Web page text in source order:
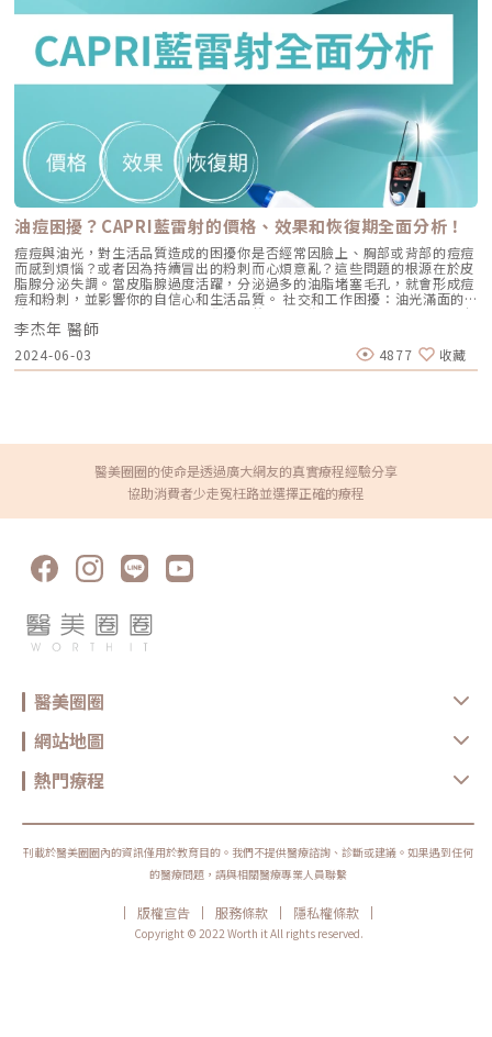
這就是為什麼它被暱稱為「液態電波」。電波是靠「熱能」刺激新生，而
能量儀器的客戶來說，這是一個非常理想的選擇。四、 蔡醫師的精準美
學：BAP 五點拉提點位解析施打 Profhilo 是一門藝術。我們採用國際標準
的 BAP（Bio Aesthetic Points）五點拉提打法，這五個點是避開重要血
管、精準對準臉部支撐結構的黃金位置： [1] 顴骨高點： 位於顴骨最突出的
地方，需離眼睛外側至少 2 公分。能像掛鉤一樣，為中臉提供向上向外的支
撐力。 [2] 鼻翼與瞳孔垂直線交界： 在鼻翼與耳廓之間畫出水平線，再從瞳
孔中線畫垂直線，兩線交交叉處作為注射點。能有效改善法令紋，飽滿面中
部。 [3] 耳廓下前緣： 位於耳廓下緣的前方約 1 公分處。是收緊臉部外側
輪廓、強化下頷線條的關鍵。 [4] 下頷嘴角交界： 在下巴中軸線的三分之一
處畫垂直線，再向唇角方向移動 1.5 公分。可以修飾木偶紋，改善嘴角下
垂。 [5] 下顎角前緣： 位於下顎角前側約 1 公分處。幫助拉緊腮幫子多餘
的鬆弛組織，讓下顎線條清晰。五、 哪些部位最適合 Profhilo 逆時針？
Profhilo 逆時針之所以能成為抗老界的寵兒，不僅是因為它的成分純淨，
更因為它解決了傳統醫美難以觸及的「盲區」。它不靠體積填充，而是透過
「液態拉皮」的概念，從根本提升肌膚彈性。以下四個部位是我在臨床運用
中最推薦的：1. 臉部液態拉皮：BAP 五點精準誘導這是 Profhilo 的核心應
用。與傳統玻尿酸增加臉部「厚重感」或「體積支撐」的邏輯完全不同，
Profhilo 本質上是液態拉皮。我們採用國際標準的 BAP（Bio Aesthetic
Points）五點注射法，這五個點是避開重要血管、精準將玻尿酸導入真皮層
的黃金位置： 顴骨高點：啟動中臉肌膚的生物重塑，優化張力。 鼻翼瞳孔
交界：透過提升肌膚彈力，自然弱化法令紋的視覺感。 耳廓下前緣：強化
臉部外側緊緻度，讓輪廓不再鬆垮。 下頷嘴角交界：改善嘴角周圍的鬆
弛，恢復皮膚原有的拉力。 下顎角前緣：誘導彈力蛋白新生，收緊下頷邊
膚過薄而產生凸起（毛毛蟲現象）。Profhilo 具備極佳的流動性，能均勻
滲透進頸部真皮層，不是填平皺紋，而是從底層重塑頸部肌膚的厚度與張
力，是目前改善頸部質感的首選。3. 手背（雞爪手）：重建真皮層的緊實度
雙手最容易因彈力蛋白流失而顯得乾癟、血管明顯。Profhilo 透過「非填
雅的肌膚張力。4. 口周細紋：自然軟化而不僵硬對於愛笑或年長客戶常見的
唇周紋，若使用傳統填充物，常會因為增加了體積而讓表情變得僵硬。
然。六、 蔡醫師的診間建議：如何規劃妳的「逆時針」計畫？在辰美學，
我們追求的是「長效且細膩」的美，而非瞬間的煙火式改變。針對初次接觸
Profhilo 逆時針 的客戶，我通常會建議以「週期性重塑」的方式來規劃妳
堆疊： 啟動期（第 1 次與第 2 次）： 建議間隔 1 個月施打。這兩次密集的
治療能確保高濃度玻尿酸在真皮層內建立穩固的擴散網絡，全面活化纖維母
細胞。 強化期（第 2 次與第 3 次）： 建議間隔3到6個月進行第三次施打。
這是一個關鍵的鞏固點，能延續細胞的再生信號，讓拉皮效果更具層次感。
以維持九個月左右的時間。2.術後照護：輕盈無負擔的修復由於 Profhilo
是極高純度的玻尿酸且不含化學交聯劑，術後反應極輕。只需在 24 小時內
上妝均不受影響，非常適合行程滿檔的都會女性。結語：美，是找回妳原本
學與辰美學的理念不謀而合：我們不希望客戶變得不像自己，我們希望妳在
未來的日子裡，依然保有那份緊緻、透亮的彈力美感。妳不需要厚重的粉底
來遮蓋疲態，因為最美的底妝，就是妳健康的真皮層。如果妳也想體驗這種
處方箋。「詳細內容請詳見辰美學官網」
美療程是治療過度活躍的肌肉，像是讓出現皺紋的肌肉部位放鬆，使皮膚緊
緻平滑、年輕；也可針對過分發達的咀嚼肌進行放鬆，恢復精緻的完美側
臉，還可施打在粗壯的小腿肌、厚重的肩膀肌肉上，讓腿部、肩頸恢復優雅
曲線，甚至還能改善痠痛困擾，運用的層面相當廣泛。也就是因為推出已經
有美國食品藥物管理局(FDA)與台灣衛福部食品藥物管理署檢驗合法認證且
適用在該治療部位的肉毒產品，才能安全享受肉毒帶來的青春感受。關鍵
2：濃度劑量、施打單位要足夠市面上很容易因為不同計價方式造成混淆、
以為撿到便宜、施打後卻沒效果的案例層出不窮！最大可能原因之一是出在
肉毒桿菌素稀釋的「濃度」，或是施打在臉上除皺的「單位數」偷工減料而
來！魏院長解釋「常聽見打皺眉紋、魚尾紋、咀嚼肌需要幾U？不同部位需
要的U數多少？其實U（Unit，或稱「IU」= International Unit）是指，肉
毒桿菌素的活性單位，也是肉毒桿菌素的施打單位數。最容易導致肉毒價格
落差的原因在於『濃度稀釋！』正常情況下，原裝瓶的肉毒桿菌素為真空的
乾燥粉末狀，施打前要加入無菌的生理食鹽水去稀釋，稀釋方式就非常重
要。標準的稀釋濃度為，各品牌的稀釋比例會依單瓶容量而有所差別，過度
稀釋打起來還是會有效果，但是維持時間大幅降低。稀釋不夠也不行，可能
維持效果可能受影響，也容易造成前期有眉壓眼的不適。《點擊看完整文章
介紹》文章轉載自「魏嘉宏皮膚科醫美中心-魏嘉宏醫師專欄」
油痘困擾？CAPRI藍雷射的價格、效果和恢復期全面分析！
痘痘與油光，對生活品質造成的困擾你是否經常因臉上、胸部或背部的痘痘
而感到煩惱？或者因為持續冒出的粉刺而心煩意亂？這些問題的根源在於皮
脂腺分泌失調。當皮脂腺過度活躍，分泌過多的油脂堵塞毛孔，就會形成痘
痘和粉刺，並影響你的自信心和生活品質。 社交和工作困擾：油光滿面的
臉或布滿痘痘的肌膚，可能讓人覺得不整潔，影響職場和社交關係。而頭皮
過度出油也可能引起異味問題，讓你感到尷尬。 感染風險增加：痘痘和油
脂過多的皮膚容易感染，可能造成皮膚損害，增加皮膚健康風險。 自信心
受損：油光和痘痘提醒著我們外表的不完美，讓人感到不安和不自信。 留
下疤痕：如果不及時治療，痘痘和油性皮膚可能會留下永久性疤痕，對外貌
皮屑芽孢菌(黴菌型) 發生部位 臉部、胸部、背部、頸部 臉部、胸部、背
染：當皮脂堵塞毛孔後，細菌在毛囊內繁殖，導致發炎並形成痘痘。 皮膚
角質過度增生：過度角質化會堵塞毛囊口，阻礙皮脂排出，導致形成痘痘。
響。 天氣影響：熱、潮濕天氣增加皮脂分泌，乾燥天氣刺激皮脂腺分泌更
多油脂，都可能加重痘痘問題。 藥物影響：某些藥物和化妝品成分會引起
敏感反應，導致痘痘，例如，某些類固醇、抗生素、避孕藥和含有碘的藥
性青春痘。因此，抑制皮脂腺分泌對於中長期控制痘痘非常重要。CAPRI藍
雷射：油痘救星痘痘治療方法從口服藥物、塗抹藥膏到擦A酸，如今又有了
一種新選擇—CAPRI藍雷射。這項技術專門針對痘痘和油脂問題，經過衛福
部核准，能夠抑制皮脂分泌並治療痤瘡和青春痘。什麼是CAPRI藍雷射？
450nm的藍光波長。藍雷射增強了這個波長的能量，提供更有效的殺菌效
果。CAPRI藍雷射作用原理CAPRI藍雷射結合了450nm的藍光波長和
部的多餘油脂，消滅痤瘡桿菌，還能直接穿透皮脂腺，讓皮脂腺萎縮，達到
控油效果。藍光波長為50nm，擁有更強的能量，可殺滅痤瘡桿菌並摧毀紫
質。CAPRI藍雷射適用族群 臉部痘痘 油脂分泌過多、毛孔粗大 頭皮出油 身
體各部位痘痘粉刺 藥物過敏或不適合藥物治療的人 化妝易浮粉或脫妝了解
用，適合不想依賴口服藥物的人。這項技術無需敷麻藥，治療過程幾乎無痛
感，使用ATCD冷媒系統和Top Hat安全輸出技術，治療更安全，副作用減
少。治療效果快速，通常在15分鐘內完成。缺點治療後可能會出現輕微臉
李杰年 醫師
2024-06-03 4877 收藏
醫美圈圈的使命是透過廣大網友的真實療程經驗分享
協助消費者少走冤枉路並選擇正確的療程
醫美圈圈
網站地圖
熱門療程
刊載於醫美圈圈內的資訊僅用於教育目的。我們不提供醫療諮詢、診斷或建議。如果遇到任何
的醫療問題，請與相關醫療專業人員聯繫
| 版權宣告 | 服務條款 | 隱私權條款
|
Copyright © 2022 Worth it All rights reserved.